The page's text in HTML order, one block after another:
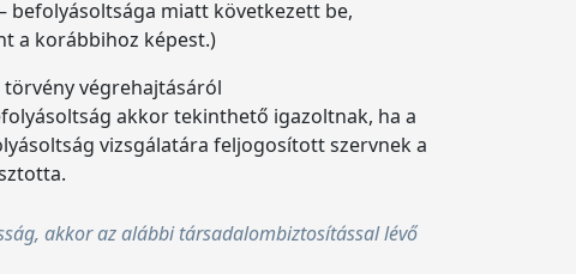
befolyásoltsága miatt következett be,
a korábbihoz képest.)
törvény végrehajtásáról
akkor tekinthető igazoltnak, ha a
vizsgálatára feljogosított szervnek a
akkor az alábbi társadalombiztosítással lévő